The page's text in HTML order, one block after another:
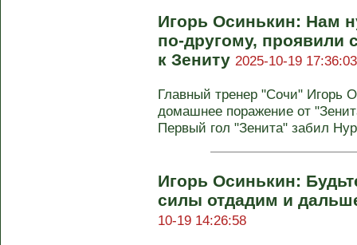
Игорь Осинькин: Нам
по‑другому,
к Зениту 2025-10-19 17:36:03
Главный тренер "Сочи" Игорь
домашнее поражение от
Первый гол "Зенита" забил
Игорь Осинькин:
силы отдадим и
10-19 14:26:58